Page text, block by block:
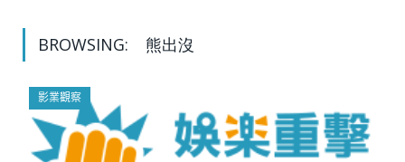
BROWSING: 熊出沒
影業觀察